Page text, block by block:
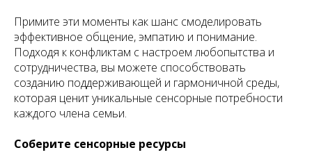
Примите эти моменты как шанс смоделировать
эффективное общение, эмпатию и понимание.
Подходя к конфликтам с настроем любопытства и
сотрудничества, вы можете способствовать
созданию поддерживающей и гармоничной среды,
которая ценит уникальные сенсорные потребности
каждого члена семьи.
Соберите сенсорные ресурсы